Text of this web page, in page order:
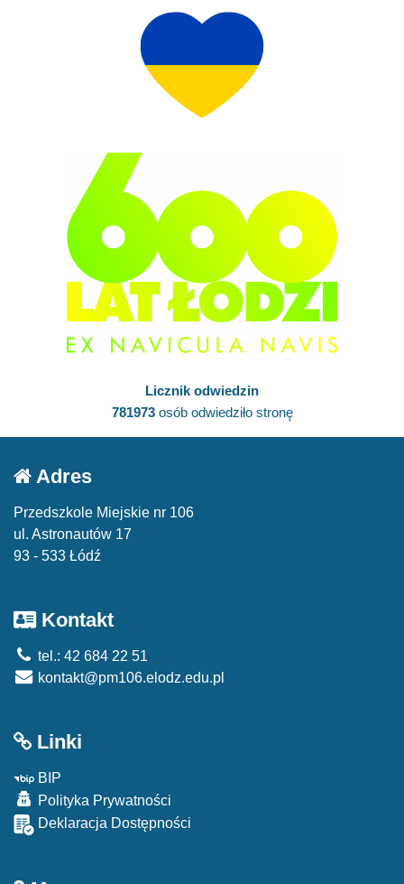
Licznik odwiedzin
781973osób odwiedziło stronę
Adres
Przedszkole Miejskie nr 106
ul. Astronautów 17
93 - 533 Łódź
Kontakt
tel.: 42 684 22 51
kontakt@pm106.elodz.edu.pl
Linki
BIP
Polityka Prywatności
Deklaracja Dostępności